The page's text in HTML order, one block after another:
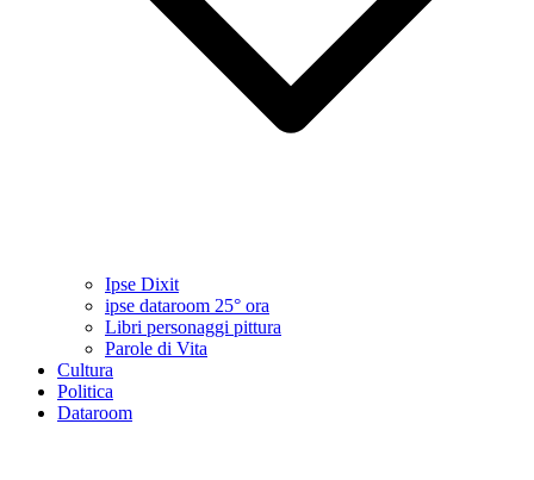
Ipse Dixit
ipse dataroom 25° ora
Libri personaggi pittura
Parole di Vita
Cultura
Politica
Dataroom